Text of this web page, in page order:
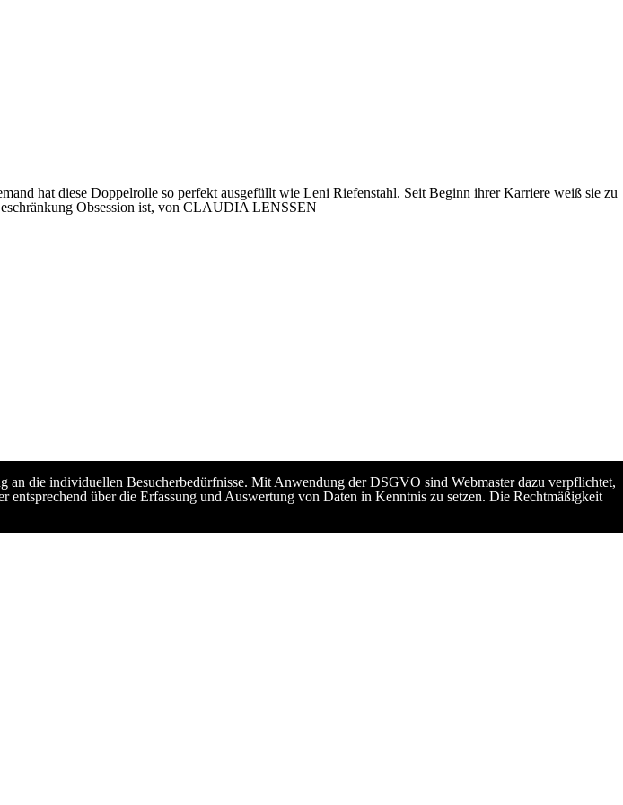
hat diese Doppelrolle so perfekt ausgefüllt wie Leni Riefenstahl. Seit Beginn ihrer Karriere weiß sie zu
Obsession ist, von CLAUDIA LENSSEN
die individuellen Besucherbedürfnisse. Mit Anwendung der DSGVO sind Webmaster dazu verpflichtet,
über die Erfassung und Auswertung von Daten in Kenntnis zu setzen. Die Rechtmäßigkeit